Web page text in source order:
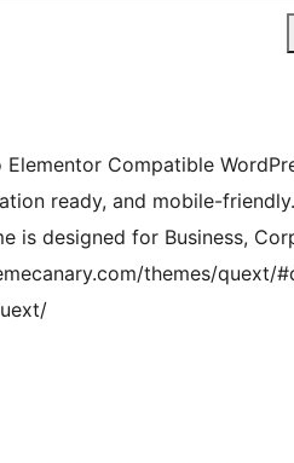
Compatible
ready, and mobile-
is designed for Business,
themes/quext/